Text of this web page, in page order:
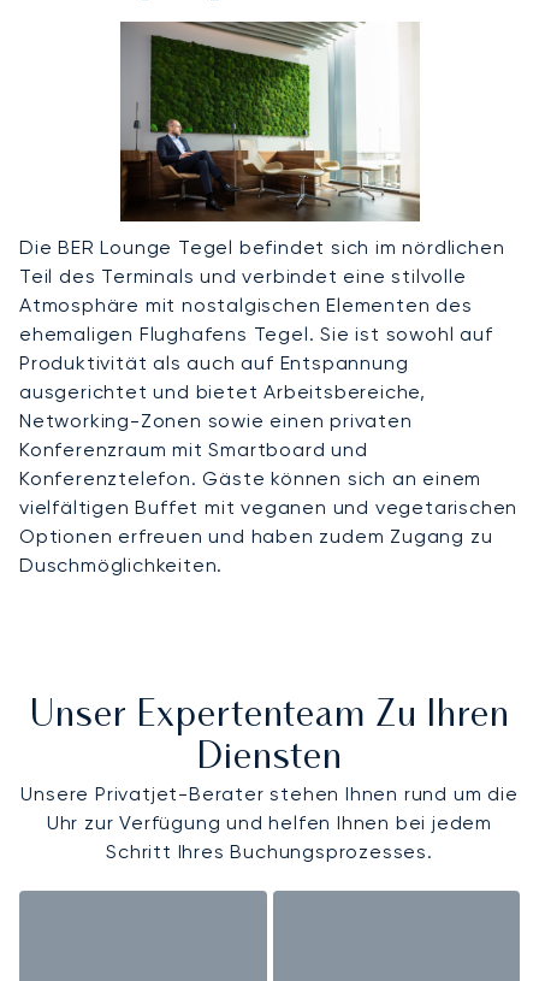
Die BER Lounge Tegel befindet sich im nördlichen
Teil des Terminals und verbindet eine stilvolle
Atmosphäre mit nostalgischen Elementen des
ehemaligen Flughafens Tegel. Sie ist sowohl auf
Produktivität als auch auf Entspannung
ausgerichtet und bietet Arbeitsbereiche,
Networking-Zonen sowie einen privaten
Konferenzraum mit Smartboard und
Konferenztelefon. Gäste können sich an einem
vielfältigen Buffet mit veganen und vegetarischen
Optionen erfreuen und haben zudem Zugang zu
Duschmöglichkeiten.
Unser Expertenteam Zu Ihren
Diensten
Unsere Privatjet-Berater stehen Ihnen rund um die
Uhr zur Verfügung und helfen Ihnen bei jedem
Schritt Ihres Buchungsprozesses.